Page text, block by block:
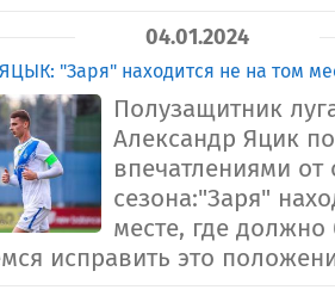
04.01.2024
"Заря" находится не на том
Полузащитник
Александр Яцик
впечатлениями от
сезона:"Заря"
месте, где
исправить это